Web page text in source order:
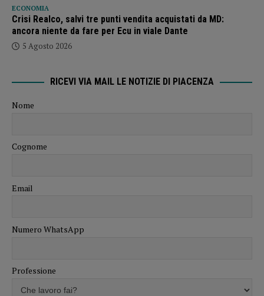
ECONOMIA
Crisi Realco, salvi tre punti vendita acquistati da MD:
ancora niente da fare per Ecu in viale Dante
5 Agosto 2026
RICEVI VIA MAIL LE NOTIZIE DI PIACENZA
Nome
Cognome
Email
Numero WhatsApp
Professione